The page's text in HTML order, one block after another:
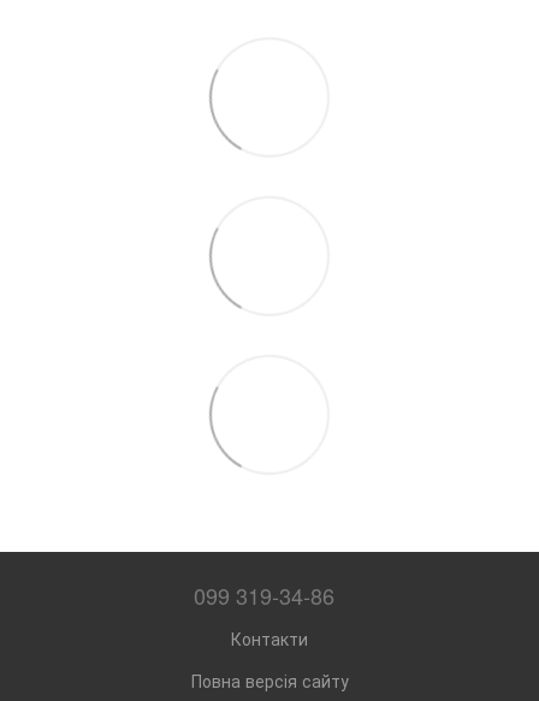
099 319-34-86
Контакти
Повна версія сайту